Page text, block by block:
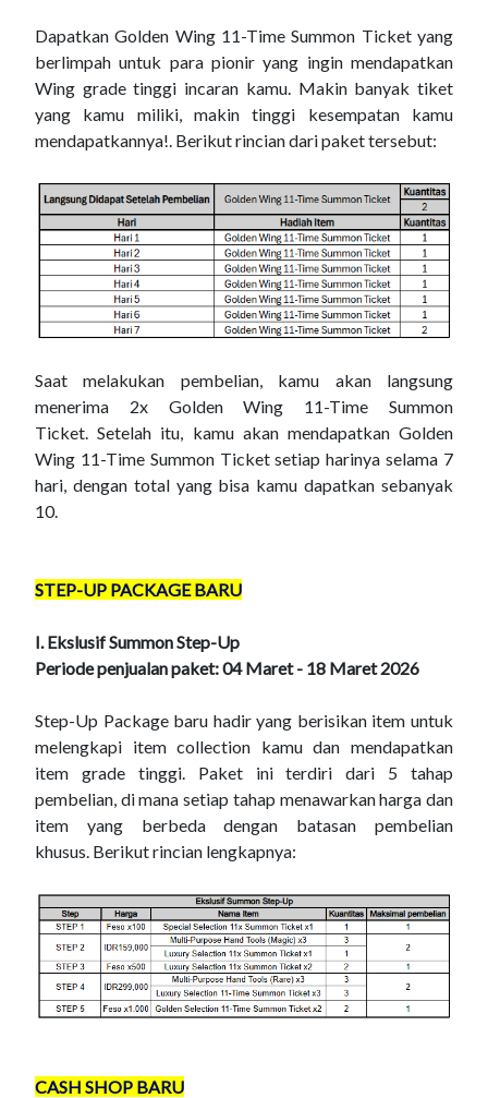
Dapatkan Golden Wing 11-Time Summon Ticket yang
berlimpah untuk para pionir yang ingin mendapatkan
Wing grade tinggi incaran kamu. Makin banyak tiket
yang kamu miliki, makin tinggi kesempatan kamu
mendapatkannya!. Berikut rincian dari paket tersebut:
Saat melakukan pembelian, kamu akan langsung
menerima 2x Golden Wing 11-Time Summon
Ticket. Setelah itu, kamu akan mendapatkan Golden
Wing 11-Time Summon Ticket setiap harinya selama 7
hari, dengan total yang bisa kamu dapatkan sebanyak
10.
STEP-UP PACKAGE BARU
I. Ekslusif Summon Step-Up
Periode penjualan paket: 04 Maret - 18 Maret 2026
Step-Up Package baru hadir yang berisikan item untuk
melengkapi item collection kamu dan mendapatkan
item grade tinggi. Paket ini terdiri dari 5 tahap
pembelian, di mana setiap tahap menawarkan harga dan
item yang berbeda dengan batasan pembelian
khusus. Berikut rincian lengkapnya:
CASH SHOP BARU